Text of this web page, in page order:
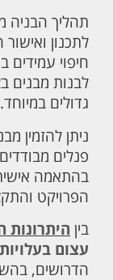
תהליך
לתכנון
חיפוי עמידים
לבנות מבנים
גדולים במיוחד.
ניתן להזמין
בהתאמה
הפרויקט
בין היתרונות
עצום בעלויות
הדרושים,